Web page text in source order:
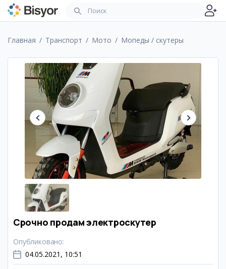
Главная Транспорт Мото Мопеды / скутеры
Срочно продам электроскутер
Опубликовано:
04.05.2021, 10:51